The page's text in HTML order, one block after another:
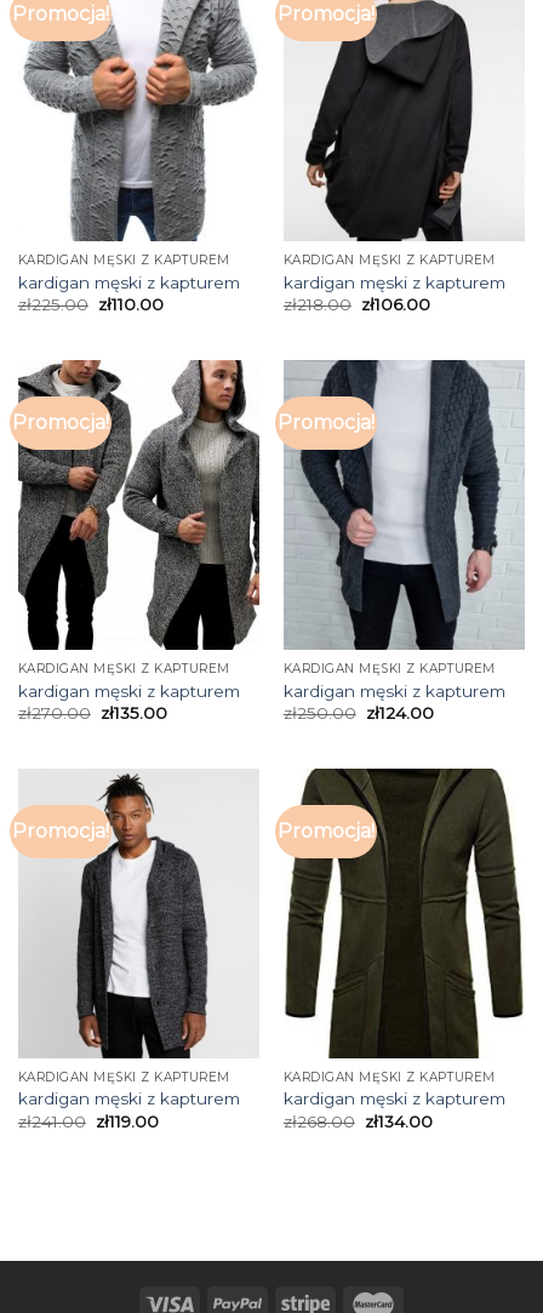
Promocja!
KARDIGAN MĘSKI Z KAPTUREM
kardigan męski z kapturem
zł225.00 zł110.00
Promocja!
KARDIGAN MĘSKI Z KAPTUREM
kardigan męski z kapturem
zł218.00 zł106.00
Promocja!
KARDIGAN MĘSKI Z KAPTUREM
kardigan męski z kapturem
zł270.00 zł135.00
Promocja!
KARDIGAN MĘSKI Z KAPTUREM
kardigan męski z kapturem
zł250.00 zł124.00
Promocja!
KARDIGAN MĘSKI Z KAPTUREM
kardigan męski z kapturem
zł241.00 zł119.00
Promocja!
KARDIGAN MĘSKI Z KAPTUREM
kardigan męski z kapturem
zł268.00 zł134.00